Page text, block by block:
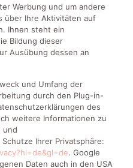
Werbung und um andere
über Ihre Aktivitäten auf
Ihnen steht ein
Bildung dieser
Ausübung dessen an
und Umfang der
durch den Plug-in-
des
weitere Informationen zu
und
Ihrer Privatsphäre:
. Google
Daten auch in den USA